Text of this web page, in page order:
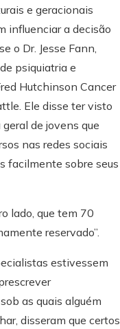
e geracionais
influenciar a decisão
o Dr. Jesse Fann,
psiquiatria e
Hutchinson Cancer
Ele disse ter visto
de jovens que
nas redes sociais
facilmente sobre seus
lado, que tem 70
reservado”.
estivessem
as quais alguém
disseram que certos